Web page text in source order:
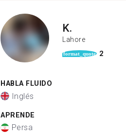
K.
Lahore
format_quote 2
HABLA FLUIDO
Inglés
APRENDE
Persa